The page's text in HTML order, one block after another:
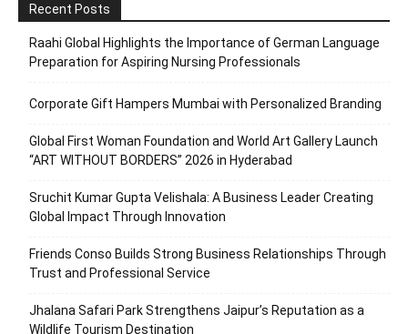
Recent Posts
Raahi Global Highlights the Importance of German Language
Preparation for Aspiring Nursing Professionals
Corporate Gift Hampers Mumbai with Personalized Branding
Global First Woman Foundation and World Art Gallery Launch
“ART WITHOUT BORDERS” 2026 in Hyderabad
Sruchit Kumar Gupta Velishala: A Business Leader Creating
Global Impact Through Innovation
Friends Conso Builds Strong Business Relationships Through
Trust and Professional Service
Jhalana Safari Park Strengthens Jaipur’s Reputation as a
Wildlife Tourism Destination